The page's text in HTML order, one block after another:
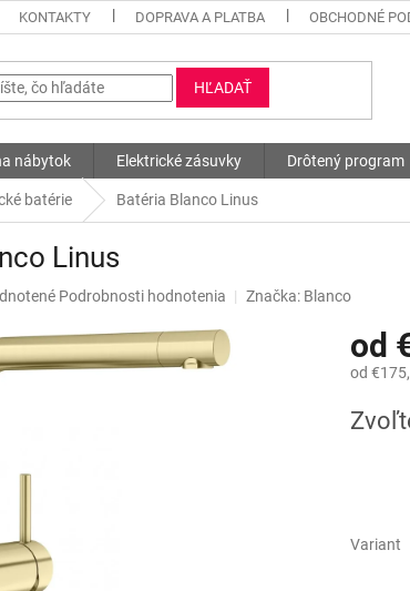
KONTAKTY DOPRAVA A PLATBA OBCHODNÉ
HĽADAŤ
nábytok Elektrické zásuvky Drôtený program
batérie Batéria Blanco Linus
Linus
Podrobnosti hodnotenia Značka: Blanco
od
od
cena:
Variant